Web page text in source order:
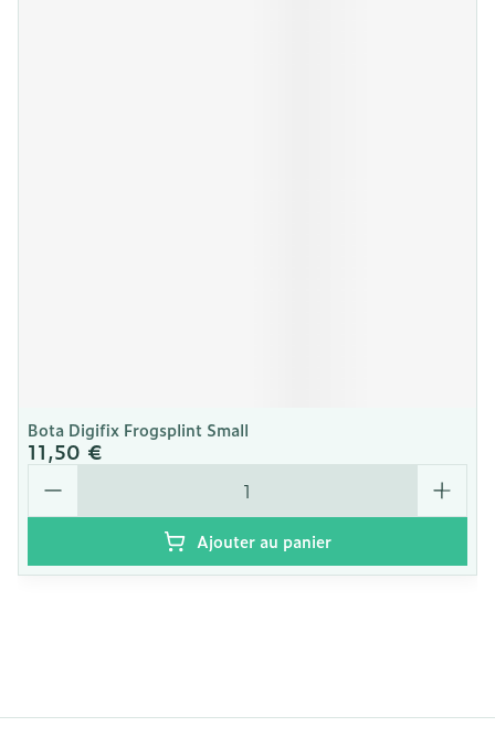
Bota Digifix Frogsplint Small
11,50 €
Quantité
Ajouter au panier